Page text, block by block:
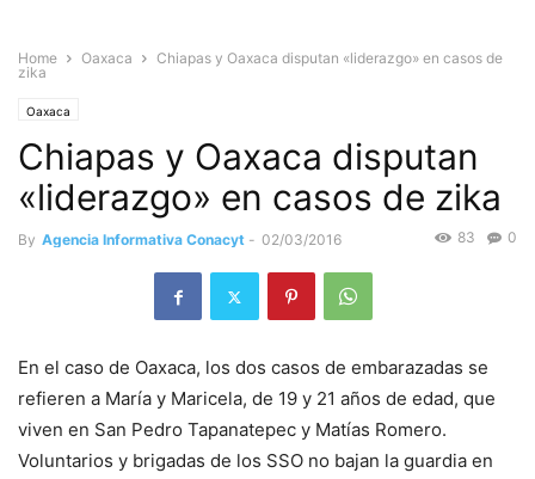
Home Oaxaca
Chiapas y Oaxaca disputan «liderazgo» en casos de
zika
Oaxaca
Chiapas y Oaxaca disputan
«liderazgo» en casos de zika
By Agencia Informativa Conacyt - 02/03/2016 0
83
En el caso de Oaxaca, los dos casos de embarazadas se
refieren a María y Maricela, de 19 y 21 años de edad, que
viven en San Pedro Tapanatepec y Matías Romero.
Voluntarios y brigadas de los SSO no bajan la guardia en